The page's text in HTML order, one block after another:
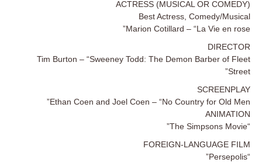
ACTRESS (MUSICAL OR COMEDY)
Best Actress, Comedy/Musical
Marion Cotillard – “La Vie en rose”
DIRECTOR
Tim Burton – “Sweeney Todd: The Demon Barber of Fleet
Street”
SCREENPLAY
Ethan Coen and Joel Coen – “No Country for Old Men”
ANIMATION
“The Simpsons Movie”
FOREIGN-LANGUAGE FILM
“Persepolis”